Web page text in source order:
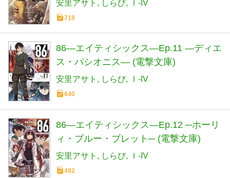
安里アサト しらび Ｉ-IV
718
86―エイティシックス―Ep.11 ―ディエ
ス・パシオニス― (電撃文庫)
安里アサト しらび Ｉ-IV
640
86―エイティシックス―Ep.12 ─ホーリ
ィ・ブルー・ブレット─ (電撃文庫)
安里アサト しらび Ｉ-IV
492